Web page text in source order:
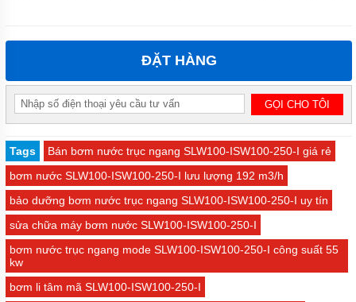
ĐẶT HÀNG
Tags
Bán bơm nước trục ngang SLW100-ISW100-250-I giá rẻ
bơm nước SLW100-ISW100-250-I lưu lượng 192 m3/h
bảo dưỡng bơm nước trục ngang SLW100-ISW100-250-I uy tín
sửa chữa máy bơm nước SLW100-ISW100-250-I
bơm nước trục ngang mode SLW100-ISW100-250-I công suất 55
kw
bơm li tâm mã SLW100-ISW100-250-I